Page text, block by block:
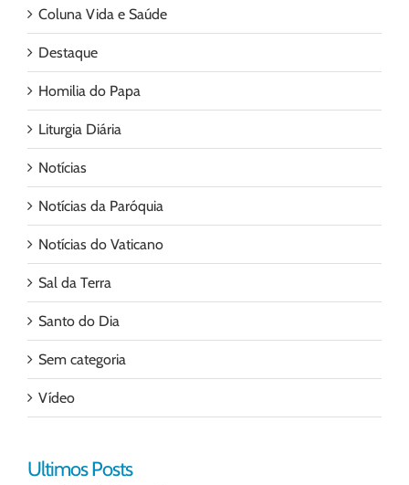
Coluna Vida e Saúde
Destaque
Homilia do Papa
Liturgia Diária
Notícias
Notícias da Paróquia
Notícias do Vaticano
Sal da Terra
Santo do Dia
Sem categoria
Vídeo
Ultimos Posts